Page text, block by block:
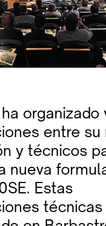
organizado
entre su
y técnicos
nueva
Estas
técnicas